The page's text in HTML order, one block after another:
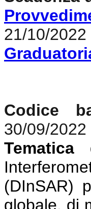
21/10/2022
Codice
30/09/2022
(DInSAR)
globale, di